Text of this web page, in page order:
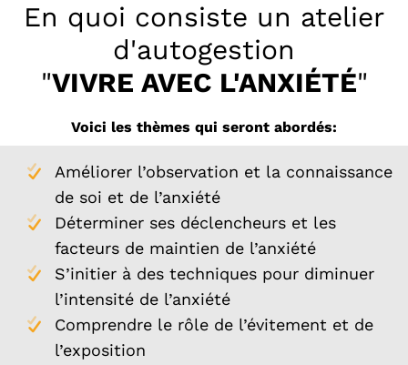
En quoi consiste un atelier
d'autogestion
"VIVRE AVEC L'ANXIÉTÉ"
Voici les thèmes qui seront abordés:
Améliorer l’observation et la connaissance
de soi et de l’anxiété
Déterminer ses déclencheurs et les
facteurs de maintien de l’anxiété
S’initier à des techniques pour diminuer
l’intensité de l’anxiété
Comprendre le rôle de l’évitement et de
l’exposition